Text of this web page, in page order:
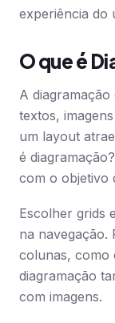
experiência do
O que é
A
textos,
um layout
é
com o objetivo
Escolher grids
na navegação.
colunas, como
diagramação
com imagens.